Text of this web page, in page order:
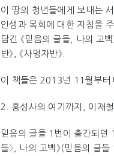
이 땅의 청년들에게 보내는 서
인생과 목회에 대한 지침을 주
담긴 《믿음의 글들, 나의 고백
반》, 《사명자반》.
이 책들은 2013년 11월부터
2. 홍성사의 여기까지, 이재
믿음의 글들 1번이 출간되던
들〉, 나의 고백》(믿음의 글